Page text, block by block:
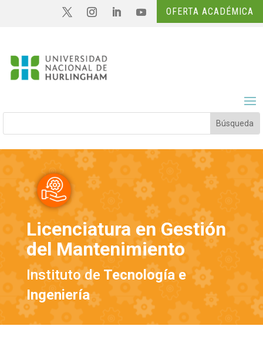
OFERTA ACADÉMICA
Licenciatura en Gestión
del Mantenimiento
Instituto de Tecnología e
Ingeniería